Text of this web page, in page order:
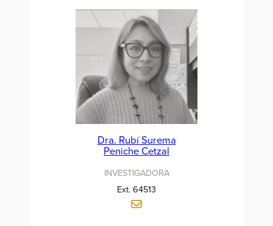
Dra. Rubí Surema
Peniche Cetzal
INVESTIGADORA
Ext. 64513